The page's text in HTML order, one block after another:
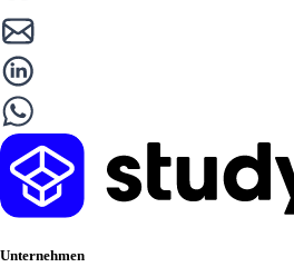
Unternehmen